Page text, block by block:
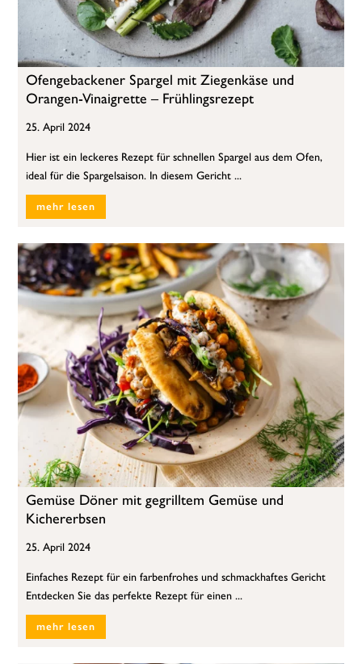
Ofengebackener Spargel mit Ziegenkäse und
Orangen-Vinaigrette – Frühlingsrezept
25. April 2024
Hier ist ein leckeres Rezept für schnellen Spargel aus dem Ofen,
ideal für die Spargelsaison. In diesem Gericht ...
mehr lesen
Gemüse Döner mit gegrilltem Gemüse und
Kichererbsen
25. April 2024
Einfaches Rezept für ein farbenfrohes und schmackhaftes Gericht
Entdecken Sie das perfekte Rezept für einen ...
mehr lesen